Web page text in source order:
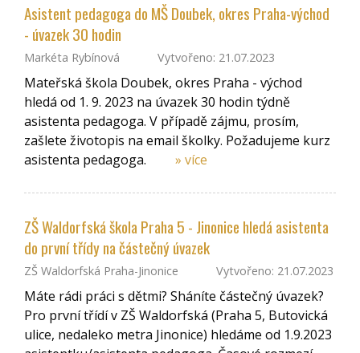
Asistent pedagoga do MŠ Doubek, okres Praha-východ
- úvazek 30 hodin
Markéta Rybínová Vytvořeno: 21.07.2023
Mateřská škola Doubek, okres Praha - východ
hledá od 1. 9. 2023 na úvazek 30 hodin týdně
asistenta pedagoga. V případě zájmu, prosím,
zašlete životopis na email školky. Požadujeme kurz
asistenta pedagoga.
» více
ZŠ Waldorfská škola Praha 5 - Jinonice hledá asistenta
do první třídy na částečný úvazek
ZŠ Waldorfská Praha-Jinonice Vytvořeno: 21.07.2023
Máte rádi práci s dětmi? Sháníte částečný úvazek?
Pro první třídí v ZŠ Waldorfská (Praha 5, Butovická
ulice, nedaleko metra Jinonice) hledáme od 1.9.2023